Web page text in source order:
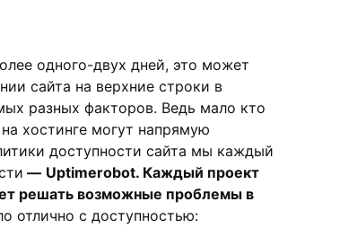
одного-двух дней, это может
сайта на верхние строки в
разных факторов. Ведь мало кто
хостинге могут напрямую
доступности сайта мы каждый
— Uptimerobot. Каждый проект
решать возможные проблемы в
отлично с доступностью: